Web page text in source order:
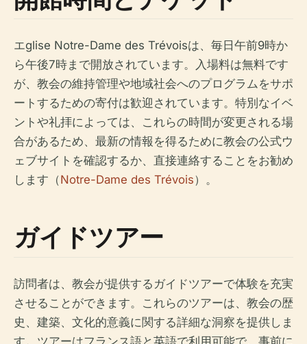
エglise Notre-Dame des Trévoisは、毎日午前9時か
ら午後7時まで開放されています。入場料は無料です
が、教会の維持管理や地域社会へのプログラムをサポ
ートするための寄付は歓迎されています。特別なイベ
ントや礼拝によっては、これらの時間が変更される場
合があるため、最新の情報を得るために教会の公式ウ
ェブサイトを確認するか、直接連絡することをお勧め
します（Notre-Dame des Trévois）。
ガイドツアー
訪問者は、教会が提供するガイドツアーで体験を充実
させることができます。これらのツアーは、教会の歴
史、建築、文化的意義に関する詳細な洞察を提供しま
す。ツアーはフランス語と英語で利用可能で、事前に